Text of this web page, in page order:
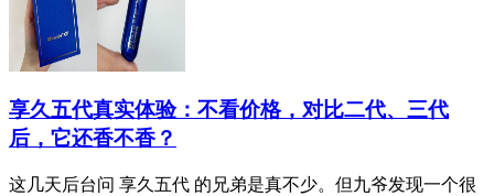
享久五代真实体验：不看价格，对比二代、三代
后，它还香不香？
这几天后台问 享久五代 的兄弟是真不少。但九爷发现一个很